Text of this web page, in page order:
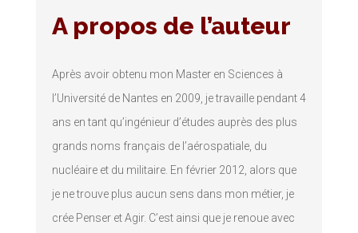
A propos de l’auteur
Après avoir obtenu mon Master en Sciences à
l’Université de Nantes en 2009, je travaille pendant 4
ans en tant qu’ingénieur d’études auprès des plus
grands noms français de l’aérospatiale, du
nucléaire et du militaire. En février 2012, alors que
je ne trouve plus aucun sens dans mon métier, je
crée Penser et Agir. C’est ainsi que je renoue avec